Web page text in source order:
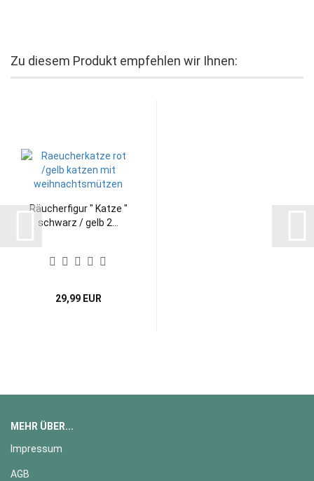
Zu diesem Produkt empfehlen wir Ihnen:
Räucherfigur " Katze "
schwarz / gelb 2...
29,99 EUR
MEHR ÜBER...
Impressum
AGB